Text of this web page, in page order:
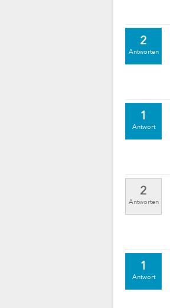
2
Antworten
1
Antwort
2
Antworten
1
Antwort